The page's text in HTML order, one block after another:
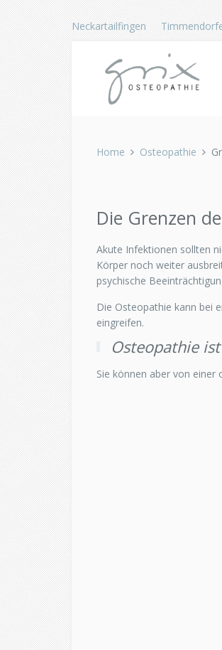
Neckartailfingen
Home Osteopathie
Die Grenzen
Akute Infektionen sollten
Körper noch weiter
psychische
Die Osteopathie kann bei
eingreifen.
Osteopathie
Sie können aber von